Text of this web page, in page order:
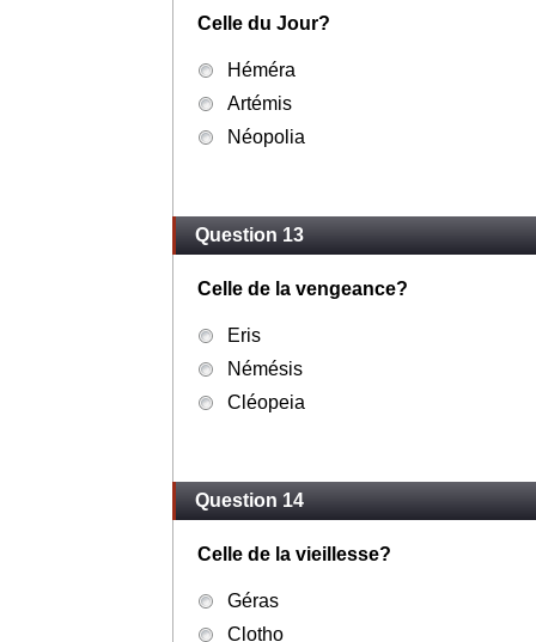
Celle du Jour?
Héméra
Artémis
Néopolia
Question 13
Celle de la vengeance?
Eris
Némésis
Cléopeia
Question 14
Celle de la vieillesse?
Géras
Clotho